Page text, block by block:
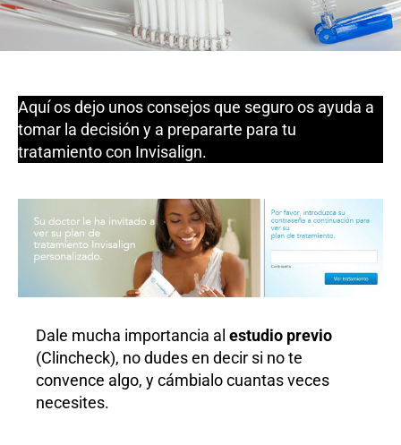
Aquí os dejo unos consejos que seguro os ayuda a
tomar la decisión y a prepararte para tu
tratamiento con Invisalign.
Dale mucha importancia al estudio previo
(Clincheck), no dudes en decir si no te
convence algo, y cámbialo cuantas veces
necesites.